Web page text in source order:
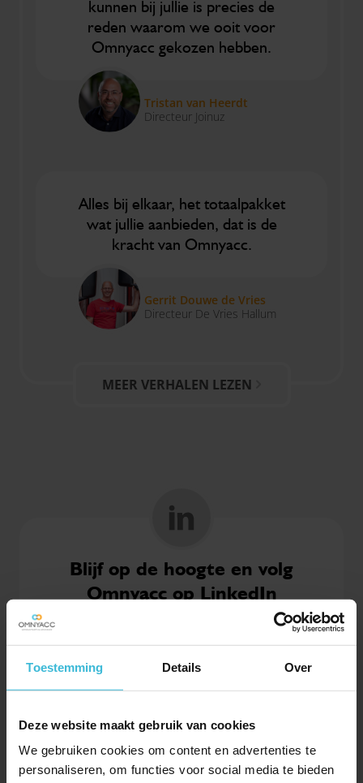
Toestemming Details Over
Deze website maakt gebruik van cookies
We gebruiken cookies om content en advertenties te
personaliseren, om functies voor social media te bieden
kunnen bij jullie is precies de
reden waarom we ooit voor
Omnyacc gekozen hebben.
Tristan van Heerdt
Directeur Joinuz
Alles bij elkaar, het totaalpakket
wat jullie aanbieden, dat is de
kracht van Omnyacc.
Gerrit Douwe de Vries
Directeur De Vries Hallum
MEER VERHALEN LEZEN
Blijf op de hoogte en volg
Omnyacc op LinkedIn
VOLGEN
Al ruim 2.500 ondernemers gingen je voor